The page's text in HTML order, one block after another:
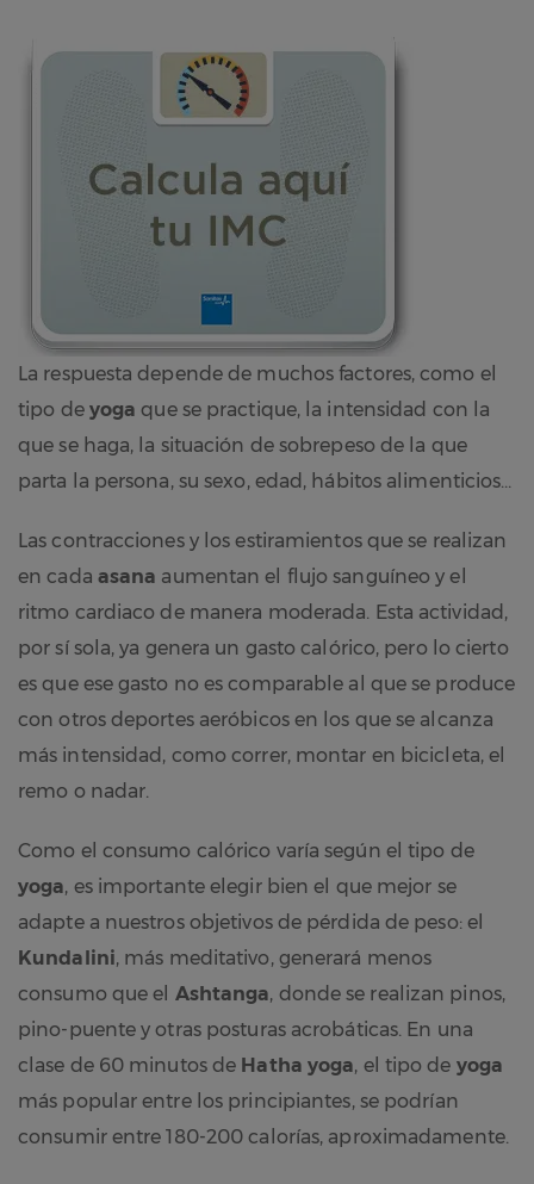
La respuesta depende de muchos factores, como el
tipo de yoga que se practique, la intensidad con la
que se haga, la situación de sobrepeso de la que
parta la persona, su sexo, edad, hábitos alimenticios…
Las contracciones y los estiramientos que se realizan
en cada asana aumentan el flujo sanguíneo y el
ritmo cardiaco de manera moderada. Esta actividad,
por sí sola, ya genera un gasto calórico, pero lo cierto
es que ese gasto no es comparable al que se produce
con otros deportes aeróbicos en los que se alcanza
más intensidad, como correr, montar en bicicleta, el
remo o nadar.
Como el consumo calórico varía según el tipo de
yoga, es importante elegir bien el que mejor se
adapte a nuestros objetivos de pérdida de peso: el
Kundalini, más meditativo, generará menos
consumo que el Ashtanga, donde se realizan pinos,
pino-puente y otras posturas acrobáticas. En una
clase de 60 minutos de Hatha yoga, el tipo de yoga
más popular entre los principiantes, se podrían
consumir entre 180-200 calorías, aproximadamente.